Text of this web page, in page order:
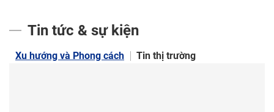
Tin tức & sự kiện
Xu hướng và Phong cách Tin thị trường